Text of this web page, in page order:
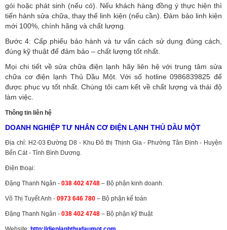
gói hoặc phát sinh (nếu có). Nếu khách hàng đồng ý thực hiện thì
tiến hành sửa chữa, thay thế linh kiện (nếu cần). Đảm bảo linh kiện
mới 100%, chính hãng và chất lượng.
Bước 4: Cấp phiếu bảo hành và tư vấn cách sử dụng đúng cách,
đúng kỹ thuật để đảm bảo – chất lượng tốt nhất.
Mọi chi tiết về sửa chữa điện lạnh hãy liên hệ với trung tâm sửa
chữa cơ điện lạnh Thủ Dầu Một. Với số hotline 0986839825 để
được phục vụ tốt nhất. Chúng tôi cam kết về chất lượng và thái độ
làm việc.
Thông tin liên hệ
DOANH NGHIỆP TƯ NHÂN CƠ ĐIỆN LẠNH THỦ DẦU MỘT
Địa chỉ: H2-03 Đường D8 - Khu Đô thị Thịnh Gia - Phường Tân Định - Huyện
Bến Cát - Tỉnh Bình Dương.
Điện thoại:
Đặng Thanh Ngân - 038 402 4748 – Bộ phận kinh doanh.
Võ Thị Tuyết Anh - 0973 646 780 – Bộ phận kế toán
Đặng Thanh Ngân - 038 402 4748 – Bộ phận kỹ thuật